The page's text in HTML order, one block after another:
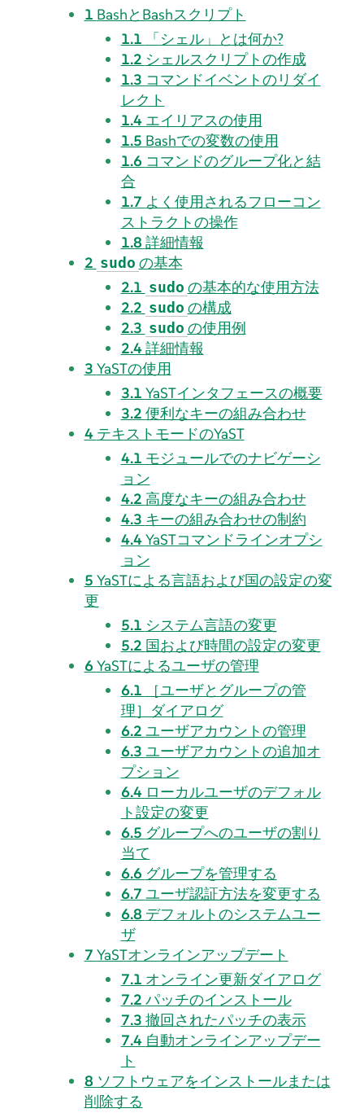
1 BashとBashスクリプト
1.1
「シェル」 とは何か?
1.2 シェルスクリプトの作成
1.3 コマンドイベントのリダイ
レクト
1.4 エイリアスの使用
1.5 Bashでの変数の使用
1.6 コマンドのグループ化と結
合
1.7 よく使用されるフローコン
ストラクトの操作
1.8 詳細情報
2 sudo の基本
2.1 sudo の基本的な使用方法
2.2 sudo の構成
2.3 sudo の使用例
2.4詳細情報
3 YaSTの使用
3.1 YaSTインタフェースの概要
3.2 便利なキーの組み合わせ
4 テキストモードのYaST
4.1 モジュールでのナビゲーシ
ョン
4.2 高度なキーの組み合わせ
4.3 キーの組み合わせの制約
4.4YaSTコマンドラインオプシ
ョン
5 YaSTによる言語および国の設定の変
更
5.1 システム言語の変更
5.2 国および時間の設定の変更
6 YaSTによるユーザの管理
6.1
［ユーザとグループの管
理］ダイアログ
6.2 ユーザアカウントの管理
6.3 ユーザアカウントの追加オ
プション
6.4 ローカルユーザのデフォル
ト設定の変更
6.5 グループへのユーザの割り
当て
6.6 グループを管理する
6.7 ユーザ認証方法を変更する
6.8 デフォルトのシステムユー
ザ
7 YaSTオンラインアップデート
7.1 オンライン更新ダイアログ
7.2 パッチのインストール
7.3 撤回されたパッチの表示
7.4 自動オンラインアップデー
ト
8 ソフトウェアをインストールまたは
削除する